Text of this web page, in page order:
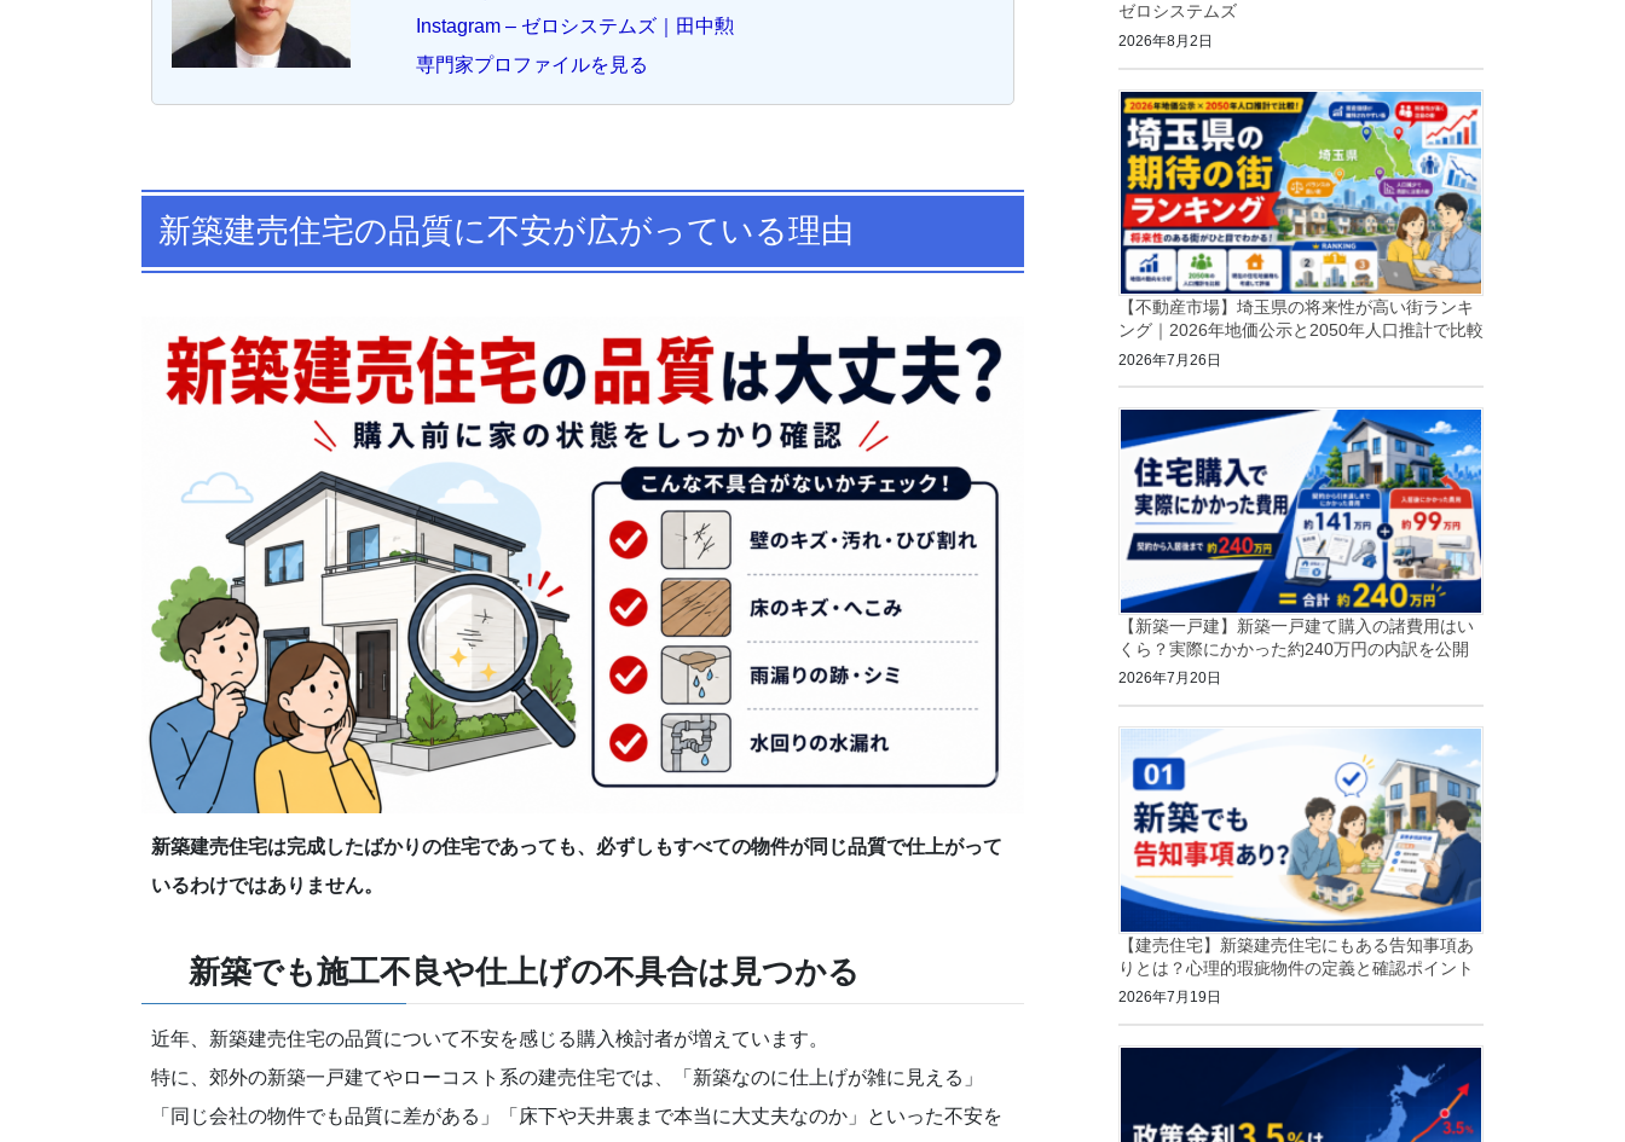
Instagram – ゼロシステムズ｜田中勲
専門家プロファイルを見る
新築建売住宅の品質に不安が広がっている理由
新築建売住宅は完成したばかりの住宅であっても、必ずしもすべての物件が同じ品質で仕上がって
いるわけではありません。
新築でも施工不良や仕上げの不具合は見つかる
近年、新築建売住宅の品質について不安を感じる購入検討者が増えています。
特に、郊外の新築一戸建てやローコスト系の建売住宅では、「新築なのに仕上げが雑に見える」
「同じ会社の物件でも品質に差がある」「床下や天井裏まで本当に大丈夫なのか」といった不安を
ゼロシステムズ
2026年8月2日
【不動産市場】埼玉県の将来性が高い街ランキ
ング｜2026年地価公示と2050年人口推計で比較
2026年7月26日
【新築一戸建】新築一戸建て購入の諸費用はい
くら？実際にかかった約240万円の内訳を公開
2026年7月20日
【建売住宅】新築建売住宅にもある告知事項あ
りとは？心理的瑕疵物件の定義と確認ポイント
2026年7月19日